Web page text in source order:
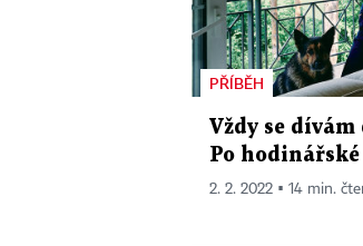
PŘÍBĚH
Vždy se
Po
2. 2. 2022 ▪ 14 min.